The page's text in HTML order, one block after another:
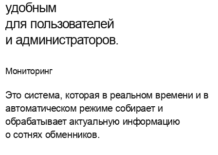
удобным
для пользователей
и администраторов.
Мониторинг
Это система, которая в реальном времени и в
автоматическом режиме собирает и
обрабатывает актуальную информацию
о сотнях обменников.